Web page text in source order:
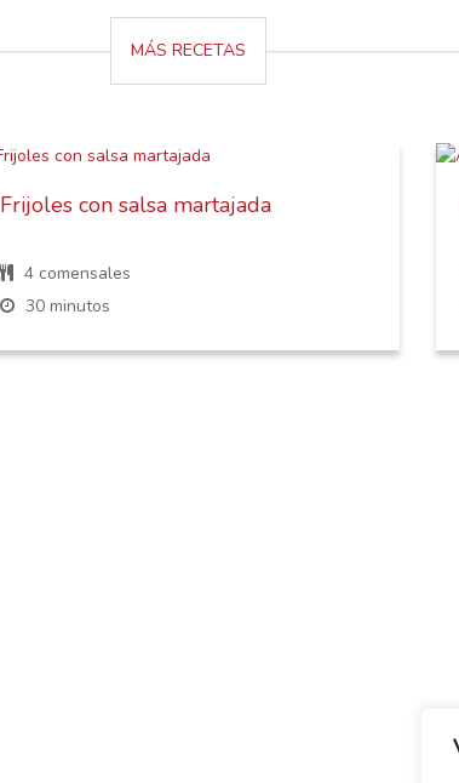
MÁS RECETAS
Frijoles con salsa martajada
4 comensales
30 minutos